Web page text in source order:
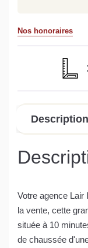
en quelques
Nos honoraires
Description
Votre agence Lair
la vente, cette
située à 10
de chaussée